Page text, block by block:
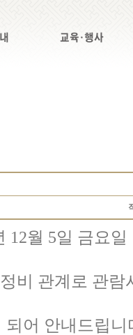
교육·행사
12월 5일 금요일
비 관계로 관람
되어 안내드립니